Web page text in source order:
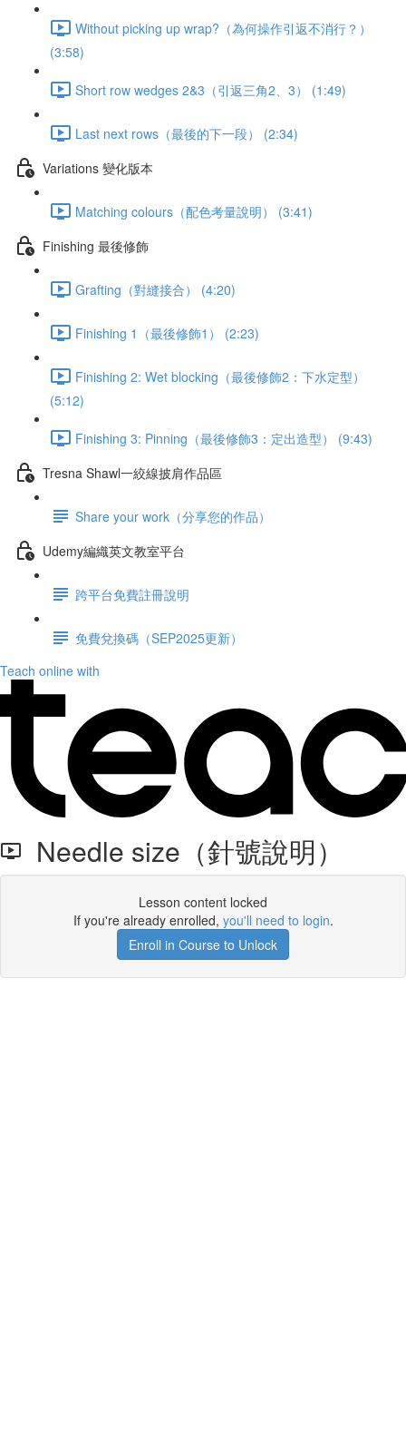
Without picking up wrap?（為何操作引返不消行？）
(3:58)
Short row wedges 2&3（引返三角2、3） (1:49)
Last next rows（最後的下一段） (2:34)
Variations 變化版本
Matching colours（配色考量說明） (3:41)
Finishing 最後修飾
Grafting（對縫接合） (4:20)
Finishing 1（最後修飾1） (2:23)
Finishing 2: Wet blocking（最後修飾2：下水定型）
(5:12)
Finishing 3: Pinning（最後修飾3：定出造型） (9:43)
Tresna Shawl一絞線披肩作品區
Share your work（分享您的作品）
Udemy編織英文教室平台
跨平台免費註冊說明
免費兌換碼（SEP2025更新）
Teach online with
Needle size（針號說明）
Lesson content locked
If you're already enrolled, you'll need to login.
Enroll in Course to Unlock